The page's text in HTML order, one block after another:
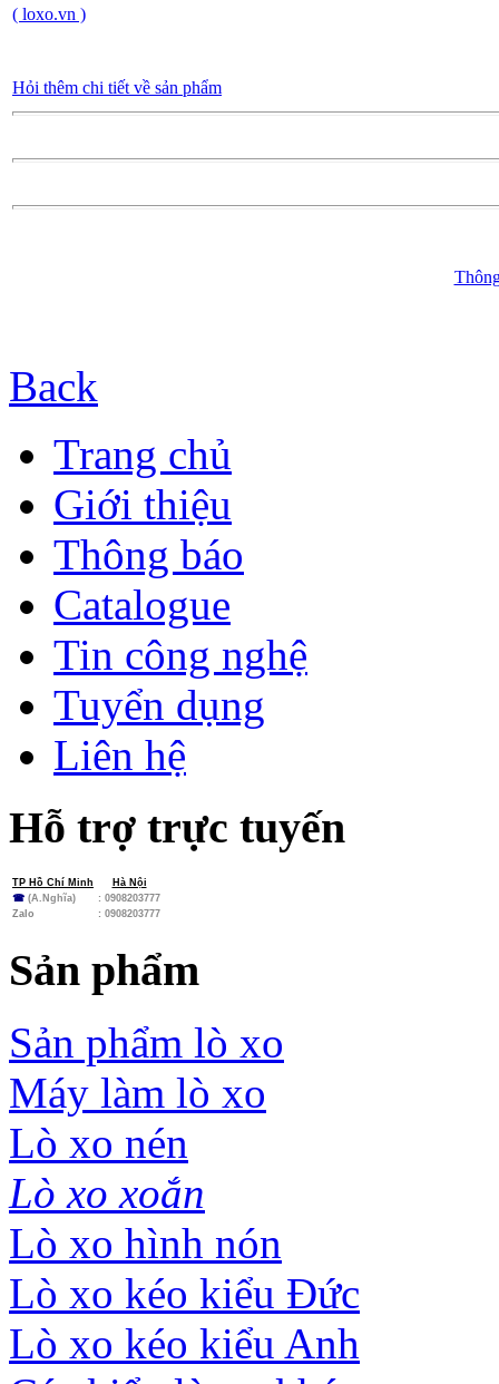
( loxo.vn )
Hỏi thêm chi tiết về sản phẩm
Back
Trang chủ
Giới thiệu
Thông báo
Catalogue
Tin công nghệ
Tuyển dụng
Liên hệ
Hỗ trợ trực tuyến
TP Hồ Chí Minh
Hà Nội
☎ (A.Nghĩa)
: 0908203777
Zalo
: 0908203777
Sản phẩm
Sản phẩm lò xo
Máy làm lò xo
Lò xo nén
Lò xo xoắn
Lò xo hình nón
Lò xo kéo kiểu Đức
Lò xo kéo kiểu Anh